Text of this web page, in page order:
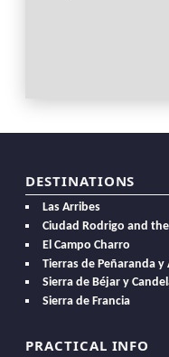
DESTINATIONS
Las Arribes
Ciudad Rodrigo and
El Campo Charro
Tierras de Peñaranda y
Sierra de Béjar y
Sierra de Francia
PRACTICAL INFO